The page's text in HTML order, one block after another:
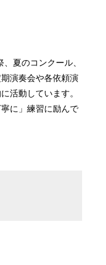
夏のコンクール、
演奏会や各依頼演
活動しています。
に」練習に励んで